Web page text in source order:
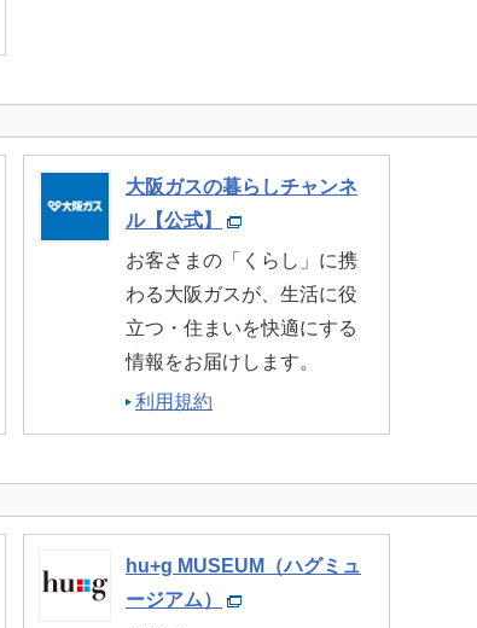
大阪ガスの暮らしチャンネ
ル【公式】
お客さまの「くらし」に携
わる大阪ガスが、生活に役
立つ・住まいを快適にする
情報をお届けします。
利用規約
hu+g MUSEUM（ハグミュ
ージアム）